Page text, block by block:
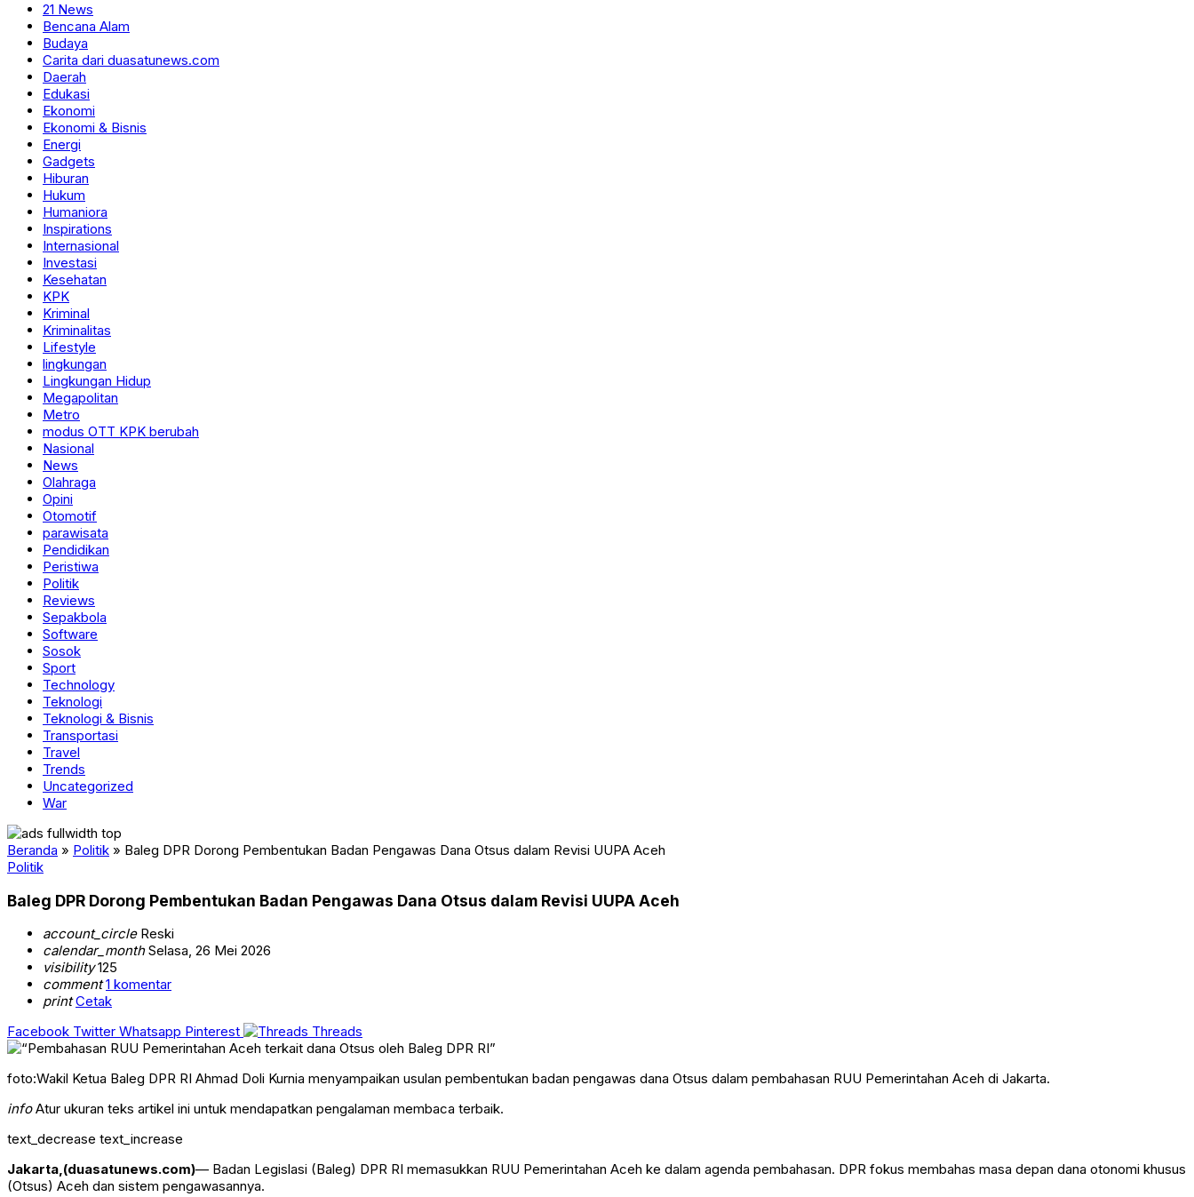
21 News
Bencana Alam
Budaya
Carita dari duasatunews.com
Daerah
Edukasi
Ekonomi
Ekonomi & Bisnis
Energi
Gadgets
Hiburan
Hukum
Humaniora
Inspirations
Internasional
Investasi
Kesehatan
KPK
Kriminal
Kriminalitas
Lifestyle
lingkungan
Lingkungan Hidup
Megapolitan
Metro
modus OTT KPK berubah
Nasional
News
Olahraga
Opini
Otomotif
parawisata
Pendidikan
Peristiwa
Politik
Reviews
Sepakbola
Software
Sosok
Sport
Technology
Teknologi
Teknologi & Bisnis
Transportasi
Travel
Trends
Uncategorized
War
Beranda » Politik » Baleg DPR Dorong Pembentukan Badan Pengawas Dana Otsus dalam Revisi UUPA Aceh
Politik
Baleg DPR Dorong Pembentukan Badan Pengawas Dana Otsus dalam Revisi UUPA Aceh
account_circleReski
calendar_monthSelasa, 26 Mei 2026
visibility125
comment 1 komentar
print Cetak
Facebook Twitter Whatsapp Pinterest Threads
foto:Wakil Ketua Baleg DPR RI Ahmad Doli Kurnia menyampaikan usulan pembentukan badan pengawas dana Otsus dalam pembahasan RUU Pemerintahan Aceh di Jakarta.
infoAtur ukuran teks artikel ini untuk mendapatkan pengalaman membaca terbaik.
text_decrease text_increase
Jakarta,(duasatunews.com)— Badan Legislasi (Baleg) DPR RI memasukkan RUU Pemerintahan Aceh ke dalam agenda pembahasan. DPR fokus membahas masa depan dana otonomi khusus
(Otsus) Aceh dan sistem pengawasannya.